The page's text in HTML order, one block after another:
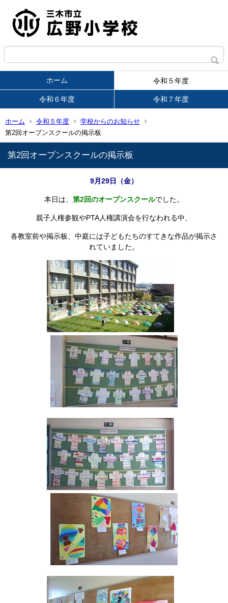
ホーム 令和５年度
令和６年度 令和７年度
ホーム 令和５年度
学校からのお知らせ
第2回オープンスクールの掲示板
第2回オープンスクールの掲示板
9月29日（金）
本日は、 第2回のオープンスクールでした。
親子人権参観やPTA人権講演会を行なわれる中、
各教室前や掲示板、中庭には子どもたちのすてきな作品が掲示さ
れていました。